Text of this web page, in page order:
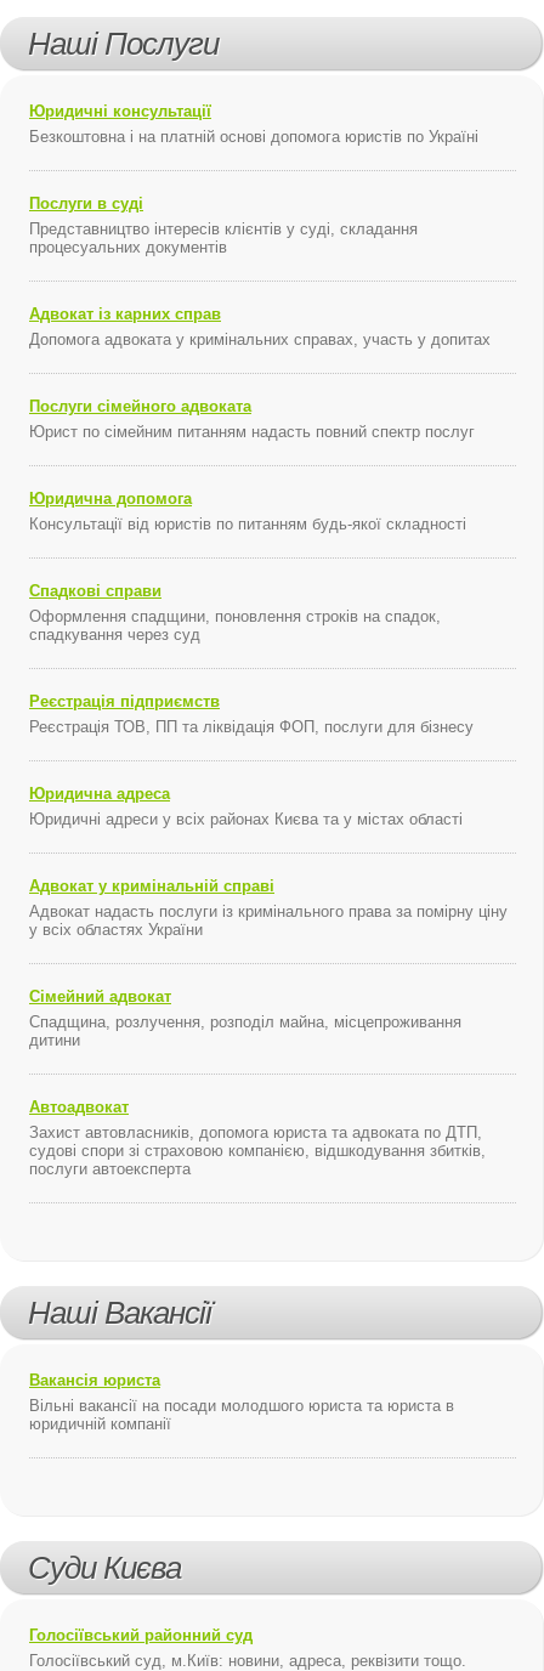
Наші Послуги
Юридичні консультації
Безкоштовна і на платній основі допомога юристів по Україні
Послуги в суді
Представництво інтересів клієнтів у суді, складання
процесуальних документів
Адвокат із карних справ
Допомога адвоката у кримінальних справах, участь у допитах
Послуги сімейного адвоката
Юрист по сімейним питанням надасть повний спектр послуг
Юридична допомога
Консультації від юристів по питанням будь-якої складності
Спадкові справи
Оформлення спадщини, поновлення строків на спадок,
спадкування через суд
Реєстрація підприємств
Реєстрація ТОВ, ПП та ліквідація ФОП, послуги для бізнесу
Юридична адреса
Юридичні адреси у всіх районах Києва та у містах області
Адвокат у кримінальній справі
Адвокат надасть послуги із кримінального права за помірну ціну
у всіх областях України
Сімейний адвокат
Спадщина, розлучення, розподіл майна, місцепроживання
дитини
Автоадвокат
Захист автовласників, допомога юриста та адвоката по ДТП,
судові спори зі страховою компанією, відшкодування збитків,
послуги автоексперта
Наші Вакансії
Вакансія юриста
Вільні вакансії на посади молодшого юриста та юриста в
юридичній компанії
Суди Києва
Голосіївський районний суд
Голосіївський суд, м.Київ: новини, адреса, реквізити тощо.